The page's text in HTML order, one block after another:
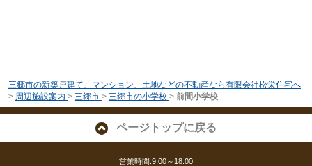
三郷市の新築戸建て、マンション、土地などの不動産なら有限会社松栄住宅へ
> 周辺施設案内 > 三郷市 > 三郷市の小学校 > 前間小学校
ページトップに戻る
営業時間:9:00～18:00